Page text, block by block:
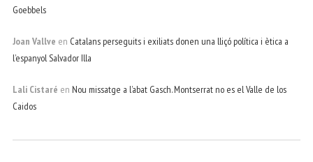
Goebbels
Joan Vallve en Catalans perseguits i exiliats donen una lliçó política i ètica a
l’espanyol Salvador Illa
Lali Cistaré en Nou missatge a l’abat Gasch. Montserrat no es el Valle de los
Caidos